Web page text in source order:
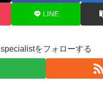
LINE
specialistをフォローする